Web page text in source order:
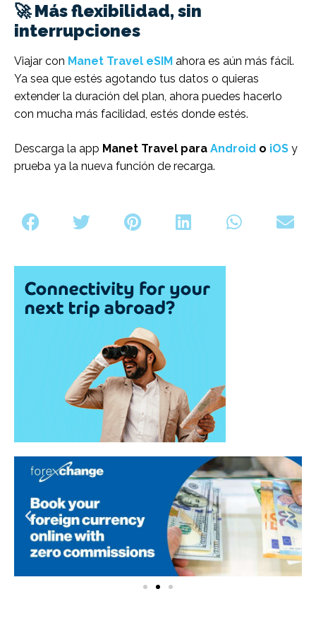
🚀 Más flexibilidad, sin
interrupciones
Viajar con Manet Travel eSIM ahora es aún más fácil.
Ya sea que estés agotando tus datos o quieras
extender la duración del plan, ahora puedes hacerlo
con mucha más facilidad, estés donde estés.
Descarga la app Manet Travel para Android o iOS y
prueba ya la nueva función de recarga.